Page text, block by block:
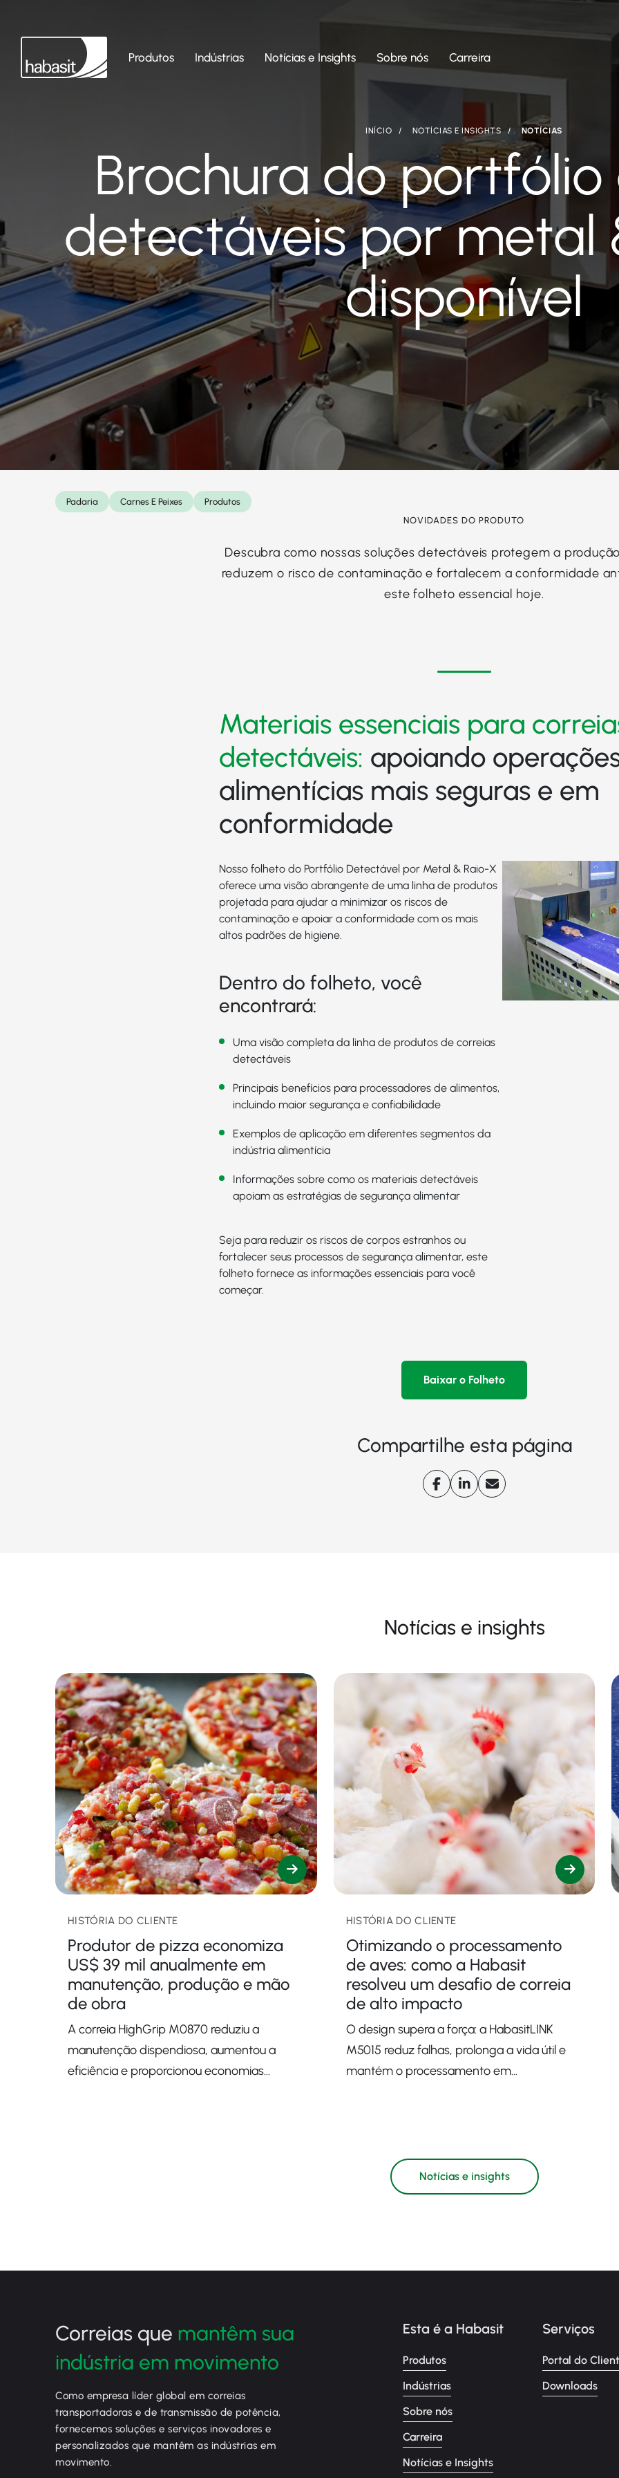
Produtos Indústrias Notícias e Insights Sobre nós Carreira
INÍCIO NOTÍCIAS E INSIGHTS NOTÍCIAS
Brochura do
detectáveis por metal
disponível
Padaria Carnes E Peixes
Produtos
NOVIDADES DO PRODUTO
Descubra como nossas soluções detectáveis protegem a
reduzem o risco de contaminação e fortalecem a conformidade
este folheto essencial hoje.
Materiais essenciais para
detectáveis: apoiando
alimentícias mais seguras e em
conformidade
Nosso folheto do Portfólio Detectável por Metal & Raio-X
oferece uma visão abrangente de uma linha de produtos
projetada para ajudar a minimizar os riscos de
contaminação e apoiar a conformidade com os mais
altos padrões de higiene.
Dentro do folheto, você
encontrará:
Uma visão completa da linha de produtos de correias
detectáveis
Principais benefícios para processadores de alimentos,
incluindo maior segurança e confiabilidade
Exemplos de aplicação em diferentes segmentos da
indústria alimentícia
Informações sobre como os materiais detectáveis
apoiam as estratégias de segurança alimentar
Seja para reduzir os riscos de corpos estranhos ou
fortalecer seus processos de segurança alimentar, este
folheto fornece as informações essenciais para você
começar.
Baixar o Folheto
Compartilhe esta página
Notícias e insights
HISTÓRIA DO CLIENTE
Produtor de pizza economiza
US$ 39 mil anualmente em
manutenção, produção e mão
de obra
A correia HighGrip M0870 reduziu a
manutenção dispendiosa, aumentou a
eficiência e proporcionou economias
HISTÓRIA DO CLIENTE
Otimizando o processamento
de aves: como a Habasit
resolveu um desafio de correia
de alto impacto
O design supera a força: a HabasitLINK
M5015 reduz falhas, prolonga a vida útil e
mantém o processamento em
Notícias e insights
Correias que mantêm sua
indústria em movimento
Como empresa líder global em correias
transportadoras e de transmissão de potência,
fornecemos soluções e serviços inovadores e
personalizados que mantêm as indústrias em
movimento.
Esta é a Habasit
Produtos
Indústrias
Sobre nós
Carreira
Notícias e Insights
Serviços
Portal do
Downloads